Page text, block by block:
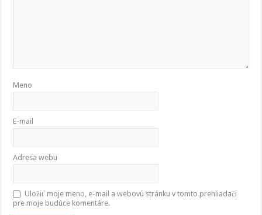
Meno
E-mail
Adresa webu
Uložiť moje meno, e-mail a webovú stránku v tomto prehliadači
pre moje budúce komentáre.